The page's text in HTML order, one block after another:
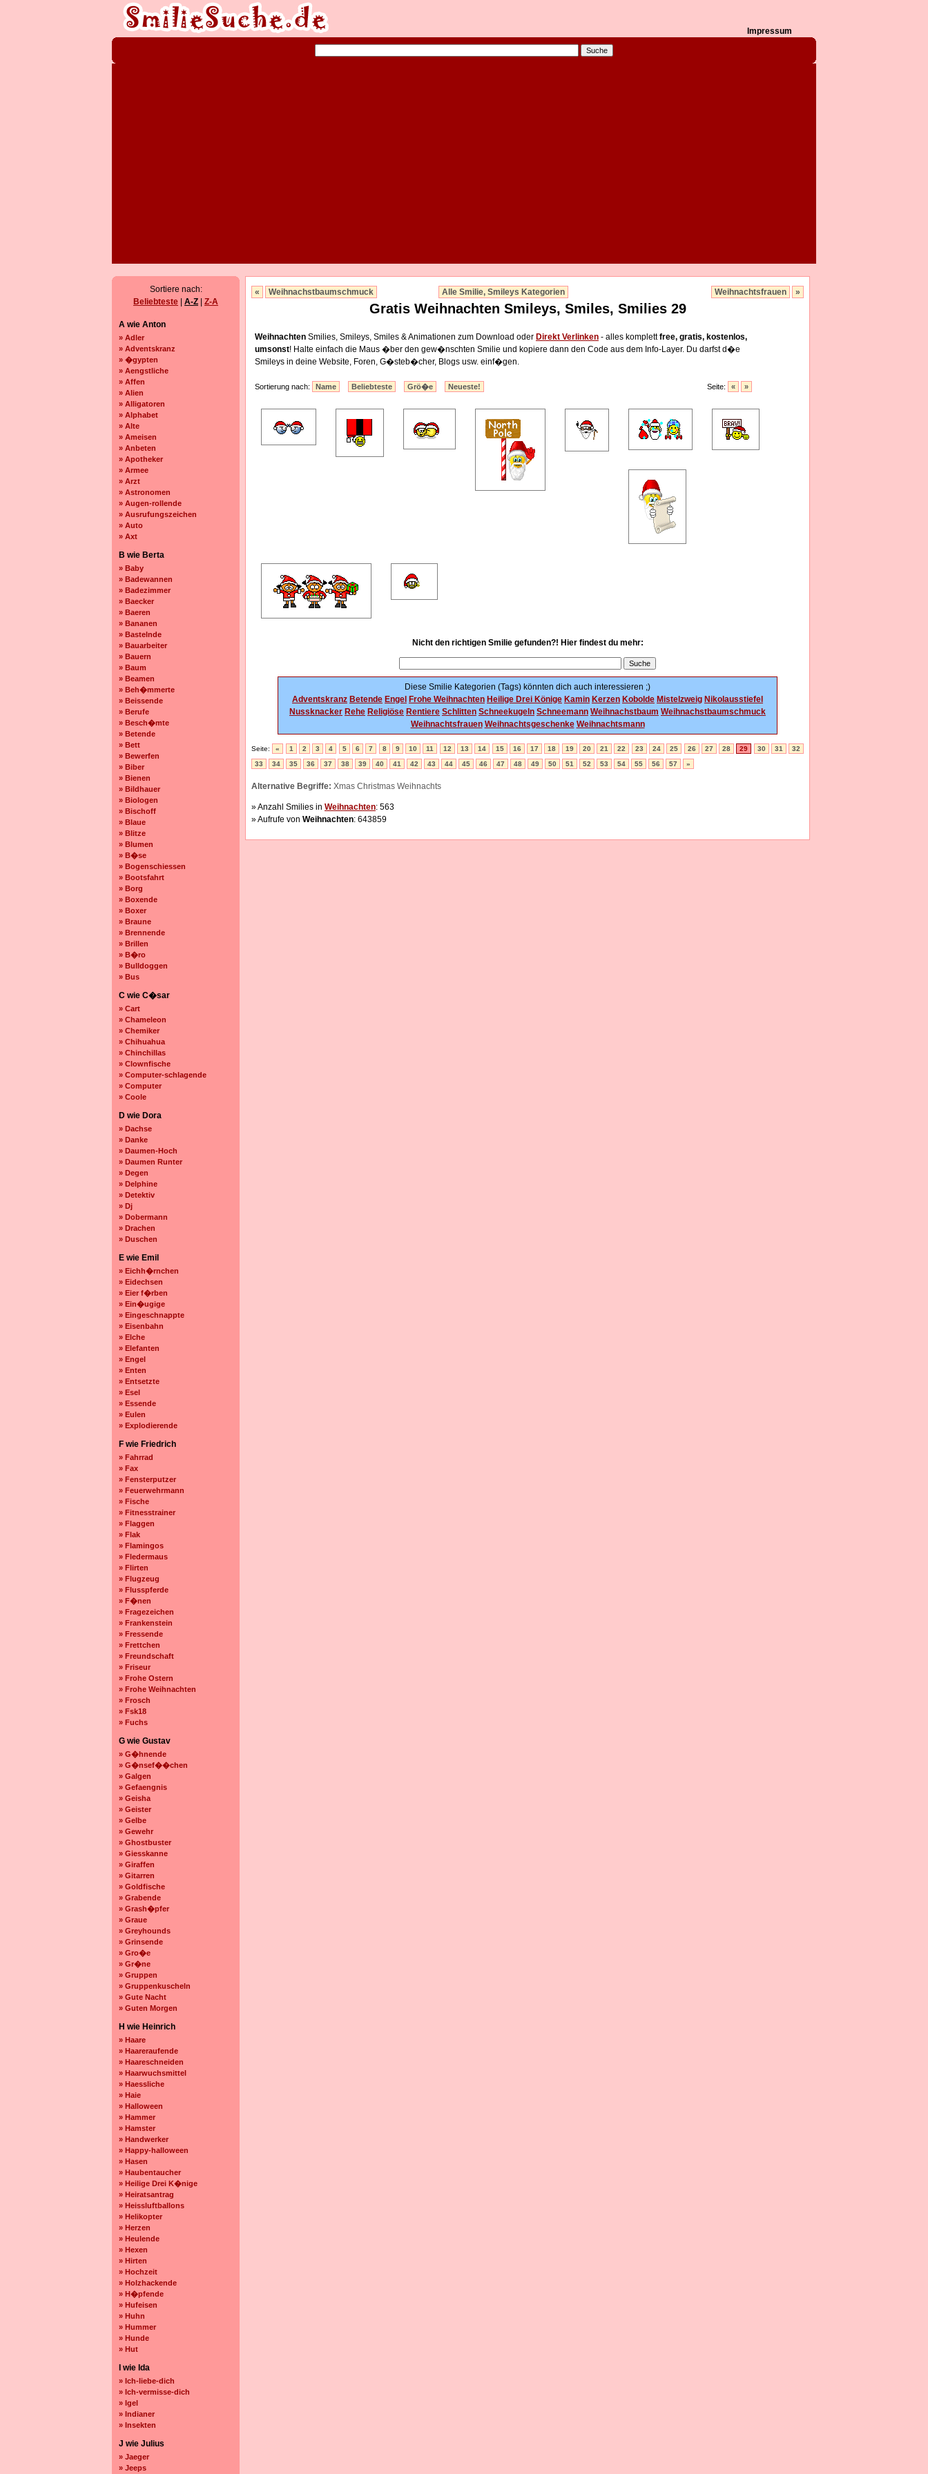
Impressum
Sortiere nach:
Beliebteste
A-Z Z-A
A wie Anton
» Adler
» Adventskranz
» �gypten
» Aengstliche
» Affen
» Alien
» Alligatoren
» Alphabet
» Alte
» Ameisen
» Anbeten
» Apotheker
» Armee
» Arzt
» Astronomen
» Augen-rollende
» Ausrufungszeichen
» Auto
» Axt
B wie Berta
» Baby
» Badewannen
» Badezimmer
» Baecker
» Baeren
» Bananen
» Bastelnde
» Bauarbeiter
» Bauern
» Baum
» Beamen
» Beh�mmerte
» Beissende
» Berufe
» Besch�mte
» Betende
» Bett
» Bewerfen
» Biber
» Bienen
» Bildhauer
» Biologen
» Bischoff
» Blaue
» Blitze
» Blumen
» B�se
» Bogenschiessen
» Bootsfahrt
» Borg
» Boxende
» Boxer
» Braune
» Brennende
» Brillen
» B�ro
» Bulldoggen
» Bus
C wie C�sar
» Cart
» Chameleon
» Chemiker
» Chihuahua
» Chinchillas
» Clownfische
» Computer-schlagende
» Computer
» Coole
D wie Dora
» Dachse
» Danke
» Daumen-Hoch
» Daumen Runter
» Degen
» Delphine
» Detektiv
» Dj
» Dobermann
» Drachen
» Duschen
E wie Emil
» Eichh�rnchen
» Eidechsen
» Eier f�rben
» Ein�ugige
» Eingeschnappte
» Eisenbahn
» Elche
» Elefanten
» Engel
» Enten
» Entsetzte
» Esel
» Essende
» Eulen
» Explodierende
F wie Friedrich
» Fahrrad
» Fax
» Fensterputzer
» Feuerwehrmann
» Fische
» Fitnesstrainer
» Flaggen
» Flak
» Flamingos
» Fledermaus
» Flirten
» Flugzeug
» Flusspferde
» F�nen
» Fragezeichen
» Frankenstein
» Fressende
» Frettchen
» Freundschaft
» Friseur
» Frohe Ostern
» Frohe Weihnachten
» Frosch
» Fsk18
» Fuchs
G wie Gustav
» G�hnende
» G�nsef��chen
» Galgen
» Gefaengnis
» Geisha
» Geister
» Gelbe
» Gewehr
» Ghostbuster
» Giesskanne
» Giraffen
» Gitarren
» Goldfische
» Grabende
» Grash�pfer
» Graue
» Greyhounds
» Grinsende
» Gro�e
» Gr�ne
» Gruppen
» Gruppenkuscheln
» Gute Nacht
» Guten Morgen
H wie Heinrich
» Haare
» Haareraufende
» Haareschneiden
» Haarwuchsmittel
» Haessliche
» Haie
» Halloween
» Hammer
» Hamster
» Handwerker
» Happy-halloween
» Hasen
» Haubentaucher
» Heilige Drei K�nige
» Heiratsantrag
» Heissluftballons
» Helikopter
» Herzen
» Heulende
» Hexen
» Hirten
» Hochzeit
» Holzhackende
» H�pfende
» Hufeisen
» Huhn
» Hummer
» Hunde
» Hut
I wie Ida
» Ich-liebe-dich
» Ich-vermisse-dich
» Igel
» Indianer
» Insekten
J wie Julius
» Jaeger
» Jeeps
« Weihnachstbaumschmuck Alle Smilie, Smileys Kategorien Weihnachtsfrauen »
Gratis Weihnachten Smileys, Smiles, Smilies 29
Weihnachten Smilies, Smileys, Smiles & Animationen zum Download oder Direkt Verlinken - alles komplettfree, gratis, kostenlos,
umsonst! Halte einfach die Maus �ber den gew�nschten Smilie und kopiere dann den Code aus dem Info-Layer. Du darfst d�e
Smileys in deine Website, Foren, G�steb�cher, Blogs usw. einf�gen.
Sortierung nach: Name Beliebteste Grö�e Neueste! Seite: « »
Nicht den richtigen Smilie gefunden?! Hier findest du mehr:
Diese Smilie Kategorien (Tags) könnten dich auch interessieren ;)
Adventskranz Betende Engel Frohe Weihnachten Heilige Drei Könige Kamin Kerzen Kobolde Mistelzweig Nikolausstiefel
Nussknacker Rehe Religiöse Rentiere Schlitten Schneekugeln Schneemann Weihnachstbaum Weihnachstbaumschmuck
Weihnachtsfrauen Weihnachtsgeschenke Weihnachtsmann
Seite: « 1 2 3 4 5 6 7 8 9 10 11 12 13 14 15 16 17 18 19 20 21 22 23 24 25 26 27 28 29 30 31
32
33
34 35 36 37 38 39 40 41 42 43 44 45 46 47 48 49 50 51 52 53 54 55 56 57 »
Alternative Begriffe: Xmas Christmas Weihnachts
» Anzahl Smilies in Weihnachten: 563
» Aufrufe von Weihnachten: 643859